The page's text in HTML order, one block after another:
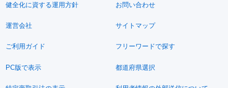
健全化に資する運用方針 お問い合わせ
運営会社 サイトマップ
ご利用ガイド フリーワードで探す
PC版で表示 都道府県選択